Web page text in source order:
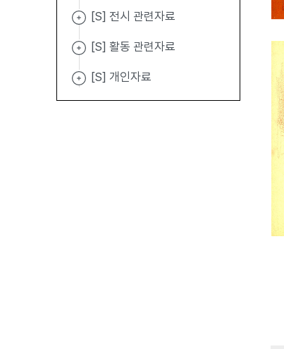
[S] 전시 관련자료
[S] 활동 관련자료
[S] 개인자료